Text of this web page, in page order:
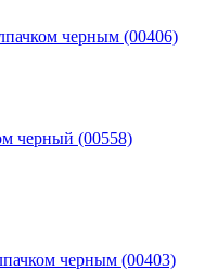
черным (00406)
черный (00558)
черным (00403)